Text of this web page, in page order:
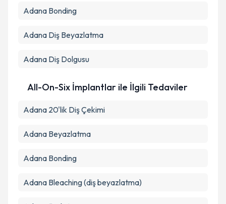
Adana Bonding
Adana Diş Beyazlatma
Adana Diş Dolgusu
All-On-Six İmplantlar ile İlgili Tedaviler
Adana 20'lik Diş Çekimi
Adana Beyazlatma
Adana Bonding
Adana Bleaching (diş beyazlatma)